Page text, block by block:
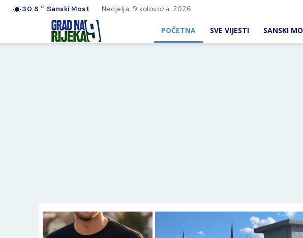
30.8 C Sanski Most Nedjelja, 9 kolovoza, 2026
POČETNA SVE VIJESTI SANSKI